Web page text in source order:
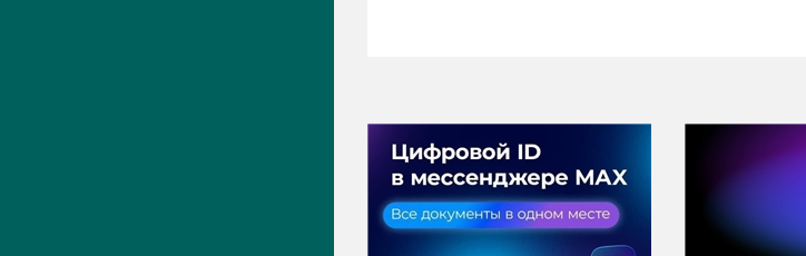
ПРЕСС-ЦЕНТР
Актуально
Новости